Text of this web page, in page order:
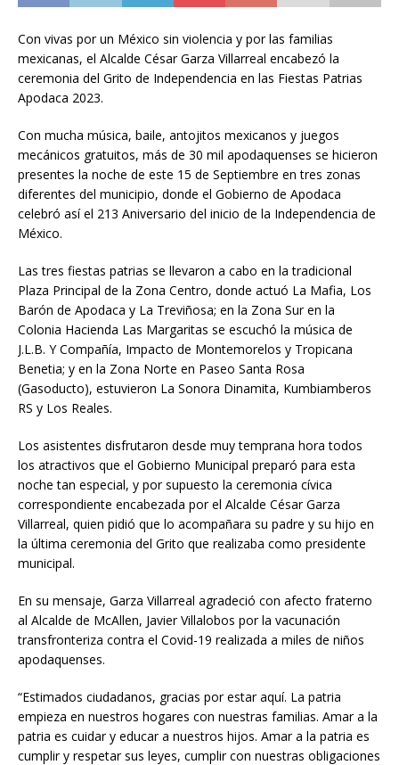
Con vivas por un México sin violencia y por las familias
mexicanas, el Alcalde César Garza Villarreal encabezó la
ceremonia del Grito de Independencia en las Fiestas Patrias
Apodaca 2023.
Con mucha música, baile, antojitos mexicanos y juegos
mecánicos gratuitos, más de 30 mil apodaquenses se hicieron
presentes la noche de este 15 de Septiembre en tres zonas
diferentes del municipio, donde el Gobierno de Apodaca
celebró así el 213 Aniversario del inicio de la Independencia de
México.
Las tres fiestas patrias se llevaron a cabo en la tradicional
Plaza Principal de la Zona Centro, donde actuó La Mafia, Los
Barón de Apodaca y La Treviñosa; en la Zona Sur en la
Colonia Hacienda Las Margaritas se escuchó la música de
J.L.B. Y Compañía, Impacto de Montemorelos y Tropicana
Benetia; y en la Zona Norte en Paseo Santa Rosa
(Gasoducto), estuvieron La Sonora Dinamita, Kumbiamberos
RS y Los Reales.
Los asistentes disfrutaron desde muy temprana hora todos
los atractivos que el Gobierno Municipal preparó para esta
noche tan especial, y por supuesto la ceremonia cívica
correspondiente encabezada por el Alcalde César Garza
Villarreal, quien pidió que lo acompañara su padre y su hijo en
la última ceremonia del Grito que realizaba como presidente
municipal.
En su mensaje, Garza Villarreal agradeció con afecto fraterno
al Alcalde de McAllen, Javier Villalobos por la vacunación
transfronteriza contra el Covid-19 realizada a miles de niños
apodaquenses.
“Estimados ciudadanos, gracias por estar aquí. La patria
empieza en nuestros hogares con nuestras familias. Amar a la
patria es cuidar y educar a nuestros hijos. Amar a la patria es
cumplir y respetar sus leyes, cumplir con nuestras obligaciones